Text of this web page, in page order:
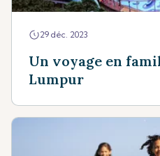
29 déc. 2023
Un voyage en
Lumpur